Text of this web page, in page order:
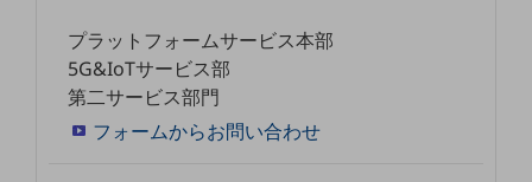
経営情報TOPプラットフォームサービス本部
5G&IoTサービス部
第二サービス部門
フォームからお問い合わせ